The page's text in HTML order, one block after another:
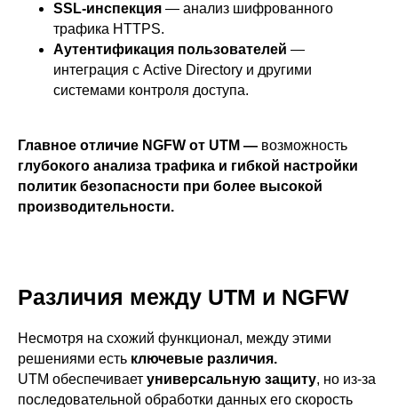
SSL-инспекция — анализ шифрованного
трафика HTTPS.
Аутентификация пользователей —
интеграция с Active Directory и другими
системами контроля доступа.
Главное отличие NGFW от UTM — возможность
глубокого анализа трафика и гибкой настройки
политик безопасности при более высокой
производительности.
Различия между UTM и NGFW
Несмотря на схожий функционал, между этими
решениями есть ключевые различия.
UTM обеспечивает универсальную защиту, но из-за
последовательной обработки данных его скорость